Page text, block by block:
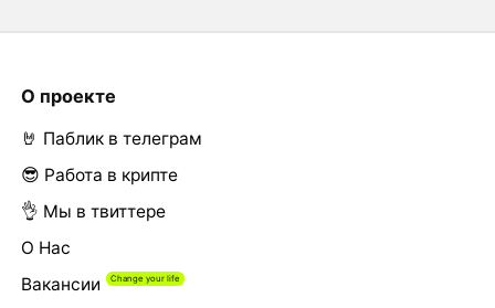
О проекте
🤘 Паблик в телеграм
😎 Работа в крипте
👌 Мы в твиттере
О Нас
Вакансии